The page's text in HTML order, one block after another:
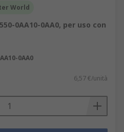
World
0AA10-0AA0, per uso con
0AA0
6,57 €/unità